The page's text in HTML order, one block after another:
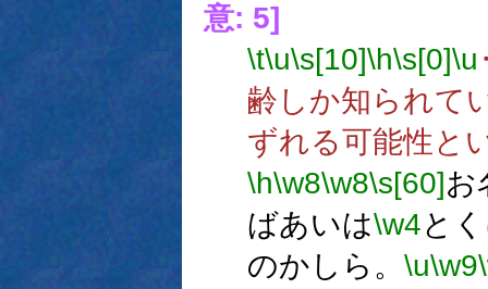
意: 5]
\t\u\s[10]\h\s[0]\u
齢しか知られて
ずれる可能性と
\h\w8\w8\s[60]お
ばあいは\w4と
のかしら。 \u\w9